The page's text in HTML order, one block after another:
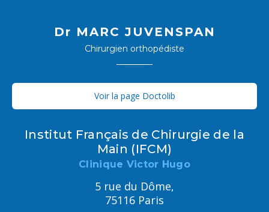
Dr MARC JUVENSPAN
Chirurgien orthopédiste
Voir la page Doctolib
Institut Français de Chirurgie de la
Main (IFCM)
Clinique Victor Hugo
5 rue du Dôme,
75116 Paris